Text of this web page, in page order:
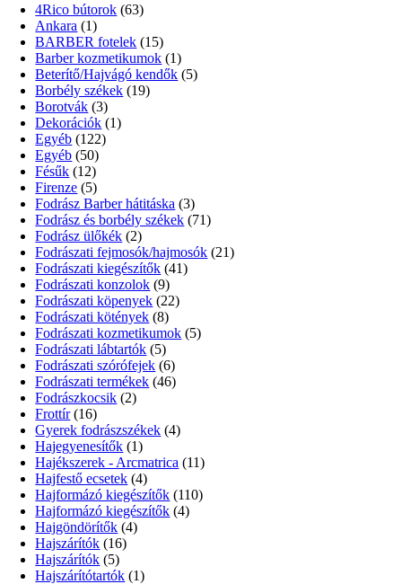
4Rico bútorok (63)
Ankara (1)
BARBER fotelek (15)
Barber kozmetikumok (1)
Beterítő/Hajvágó kendők (5)
Borbély székek (19)
Borotvák (3)
Dekorációk (1)
Egyéb (122)
Egyéb (50)
Fésűk (12)
Firenze (5)
Fodrász Barber hátitáska (3)
Fodrász és borbély székek (71)
Fodrász ülőkék (2)
Fodrászati fejmosók/hajmosók (21)
Fodrászati kiegészítők (41)
Fodrászati konzolok (9)
Fodrászati köpenyek (22)
Fodrászati kötények (8)
Fodrászati kozmetikumok (5)
Fodrászati lábtartók (5)
Fodrászati szórófejek (6)
Fodrászati termékek (46)
Fodrászkocsik (2)
Frottír (16)
Gyerek fodrászszékek (4)
Hajegyenesítők (1)
Hajékszerek - Arcmatrica (11)
Hajfestő ecsetek (4)
Hajformázó kiegészítők (110)
Hajformázó kiegészítők (4)
Hajgöndörítők (4)
Hajszárítók (16)
Hajszárítók (5)
Hajszárítótartók (1)